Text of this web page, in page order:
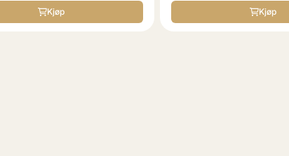
Kjøp Kjøp